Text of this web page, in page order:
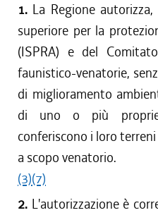
dal 27/07/2017 al 31/12/
dal 01/04/2017 al 26/07/
dal 01/01/2017 al 31/03/
dal 13/08/2016 al 31/12/
dal 01/06/2016 al 12/08/
dal 01/04/2016 al 31/05/
dal 17/03/2016 al 31/03/
dal 01/04/2015 al 16/03/
dal 29/01/2015 al 31/03/
dal 18/12/2014 al 28/01/
dal 01/04/2014 al 17/12/
1. La Regione
superiore per la
(ISPRA) e del
faunistico-venatorie,
di miglioramento
di uno o più
conferiscono i loro
a scopo venatorio.
(3)(7)
2. L'autorizzazione è